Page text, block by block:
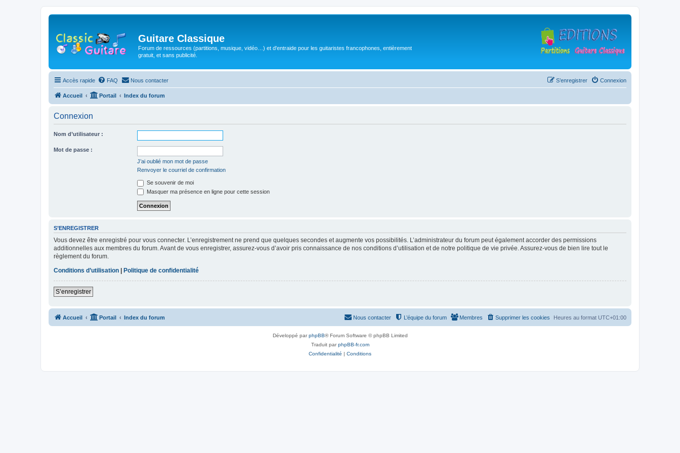
Guitare Classique
Forum de ressources (partitions, musique, vidéo…) et d'entraide pour les guitaristes francophones, entièrement
gratuit, et sans publicité.
Accès rapide FAQ Nous contacter Connexion
S’enregistrer
Accueil Portail Index du forum
Connexion
Nom d’utilisateur :
Mot de passe :
J’ai oublié mon mot de passe
Renvoyer le courriel de confirmation
Se souvenir de moi
Masquer ma présence en ligne pour cette session
S’ENREGISTRER
Vous devez être enregistré pour vous connecter. L’enregistrement ne prend que quelques secondes et augmente vos possibilités. L’administrateur du forum peut également accorder des permissions
additionnelles aux membres du forum. Avant de vous enregistrer, assurez-vous d’avoir pris connaissance de nos conditions d’utilisation et de notre politique de vie privée. Assurez-vous de bien lire tout le
règlement du forum.
Conditions d’utilisation | Politique de confidentialité
S’enregistrer
Accueil Portail Index du forum Heures au format UTC+01:00
Supprimer les cookies
Membres
L’équipe du forum
Nous contacter
Développé parphpBB® Forum Software © phpBB Limited
Traduit parphpBB-fr.com
Confidentialité | Conditions